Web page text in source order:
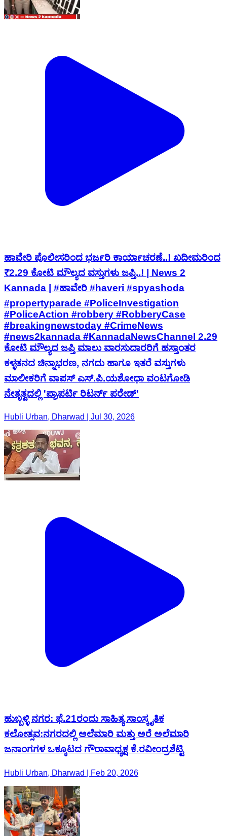
ಹಾವೇರಿ ಪೊಲೀಸರಿಂದ ಭರ್ಜರಿ ಕಾರ್ಯಾಚರಣೆ..! ಖದೀಮರಿಂದ
₹2.29 ಕೋಟಿ ಮೌಲ್ಯದ ವಸ್ತುಗಳು ಜಪ್ತಿ..! | News 2
Kannada | #ಹಾವೇರಿ #haveri #spyashoda
#propertyparade #PoliceInvestigation
#PoliceAction #robbery #RobberyCase
#breakingnewstoday #CrimeNews
#news2kannada #KannadaNewsChannel 2.29
ಕೋಟಿ ಮೌಲ್ಯದ ಜಪ್ತಿ ಮಾಲು ವಾರಸುದಾರರಿಗೆ ಹಸ್ತಾಂತರ
ಕಳ್ಳತನದ ಚಿನ್ನಾಭರಣ, ನಗದು ಹಾಗೂ ಇತರೆ ವಸ್ತುಗಳು
ಮಾಲೀಕರಿಗೆ ವಾಪಸ್ ಎಸ್.ಪಿ.ಯಶೋಧಾ ವಂಟಗೋಡಿ
ನೇತೃತ್ವದಲ್ಲಿ 'ಪ್ರಾಪರ್ಟಿ ರಿಟರ್ನ್ ಪರೇಡ್'
Hubli Urban, Dharwad | Jul 30, 2026
ಹುಬ್ಬಳ್ಳಿ ನಗರ: ಫೆ.21ರಂದು ಸಾಹಿತ್ಯ ಸಾಂಸ್ಕೃತಿಕ
ಕಲೋತ್ಸವ:ನಗರದಲ್ಲಿ ಅಲೆಮಾರಿ ಮತ್ತು ಅರೆ ಅಲೆಮಾರಿ
ಜನಾಂಗಗಳ ಒಕ್ಕೂಟದ ಗೌರಾವಾಧ್ಯಕ್ಷ ಕೆ.ರವೀಂದ್ರಶೆಟ್ಟಿ
Hubli Urban, Dharwad | Feb 20, 2026